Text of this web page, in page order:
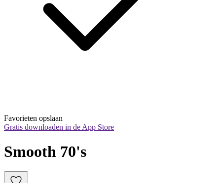
Favorieten opslaan
Gratis downloaden in de App Store
Smooth 70's